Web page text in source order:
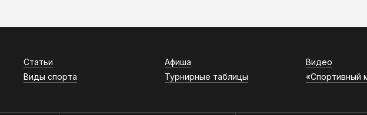
Статьи Афиша Видео
Виды спорта Турнирные таблицы «Спортивный